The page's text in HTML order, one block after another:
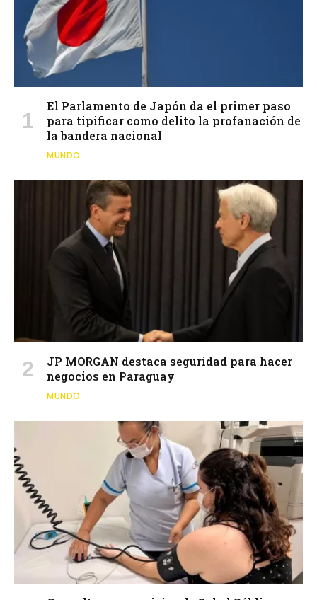
El Parlamento de Japón da el primer paso
para tipificar como delito la profanación de
la bandera nacional
MUNDO
JP MORGAN destaca seguridad para hacer
negocios en Paraguay
MUNDO